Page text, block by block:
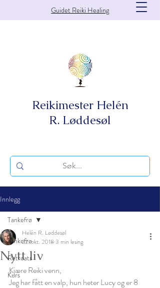
Guidet Reiki Healing
Reikimester Helén
R. Løddesøl
Innlegg
Tankefrø
Retreats
Kurs
Tankefrø
Nytt liv
Helén R. Løddesøl
22. okt. 2018 3 min lesing
Kjære Reiki venn,
Jeg har fått en valp, hun heter Lucy og er 8